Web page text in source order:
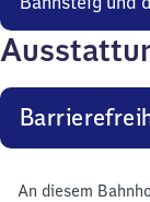
An diesem